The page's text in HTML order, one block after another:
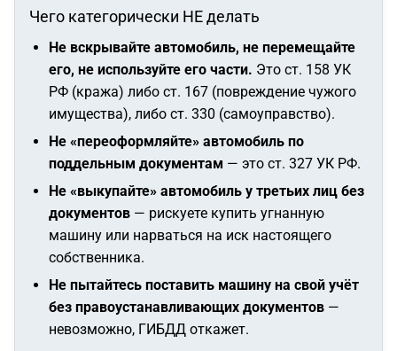
Чего категорически НЕ делать
Не вскрывайте автомобиль, не перемещайте
его, не используйте его части. Это ст. 158 УК
РФ (кража) либо ст. 167 (повреждение чужого
имущества), либо ст. 330 (самоуправство).
Не «переоформляйте» автомобиль по
поддельным документам — это ст. 327 УК РФ.
Не «выкупайте» автомобиль у третьих лиц без
документов — рискуете купить угнанную
машину или нарваться на иск настоящего
собственника.
Не пытайтесь поставить машину на свой учёт
без правоустанавливающих документов —
невозможно, ГИБДД откажет.